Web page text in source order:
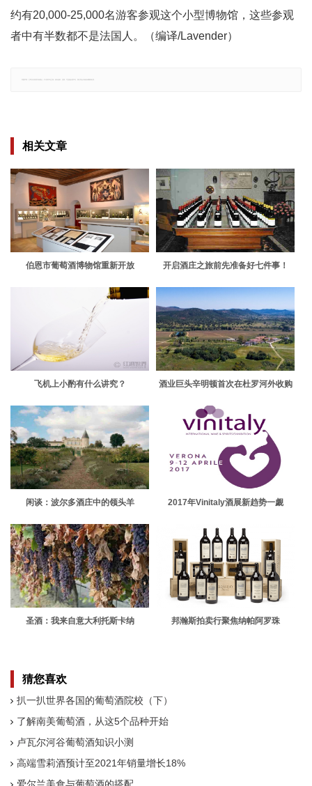
约有20,000-25,000名游客参观这个小型博物馆，这些参观
者中有半数都不是法国人。（编译/Lavender）
相关文章
伯恩市葡萄酒博物馆重新开放 开启酒庄之旅前先准备好七件事！
飞机上小酌有什么讲究？
酒业巨头辛明顿首次在杜罗河外收购
闲谈：波尔多酒庄中的领头羊 2017年Vinitaly酒展新趋势一觑
圣酒：我来自意大利托斯卡纳 邦瀚斯拍卖行聚焦纳帕阿罗珠
猜您喜欢
扒一扒世界各国的葡萄酒院校（下）
了解南美葡萄酒，从这5个品种开始
卢瓦尔河谷葡萄酒知识小测
高端雪莉酒预计至2021年销量增长18%